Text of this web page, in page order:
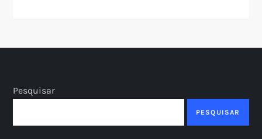
Pesquisar
PESQUISAR